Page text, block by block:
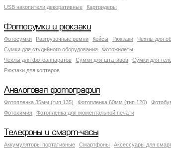
USB накопители декоративные
Картридеры
Фотосумки и рюкзаки
Фотосумки Разгрузочные ремни Кейсы Рюкзаки
Чехлы для
Сумки для студийного оборудования
Фотожилеты
Чехлы для фотоаппаратов
Сумки для штативов
Сумки для
Рюкзаки для коптеров
Аналоговая фотография
Фотопленка 35мм (тип 135) Фотопленка 60мм (тип 120)
Фотохимия
Фотопленка для моментальной печати
Телефоны и смарт-часы
Аккумуляторы портативные Смартфоны
Аксессуары для